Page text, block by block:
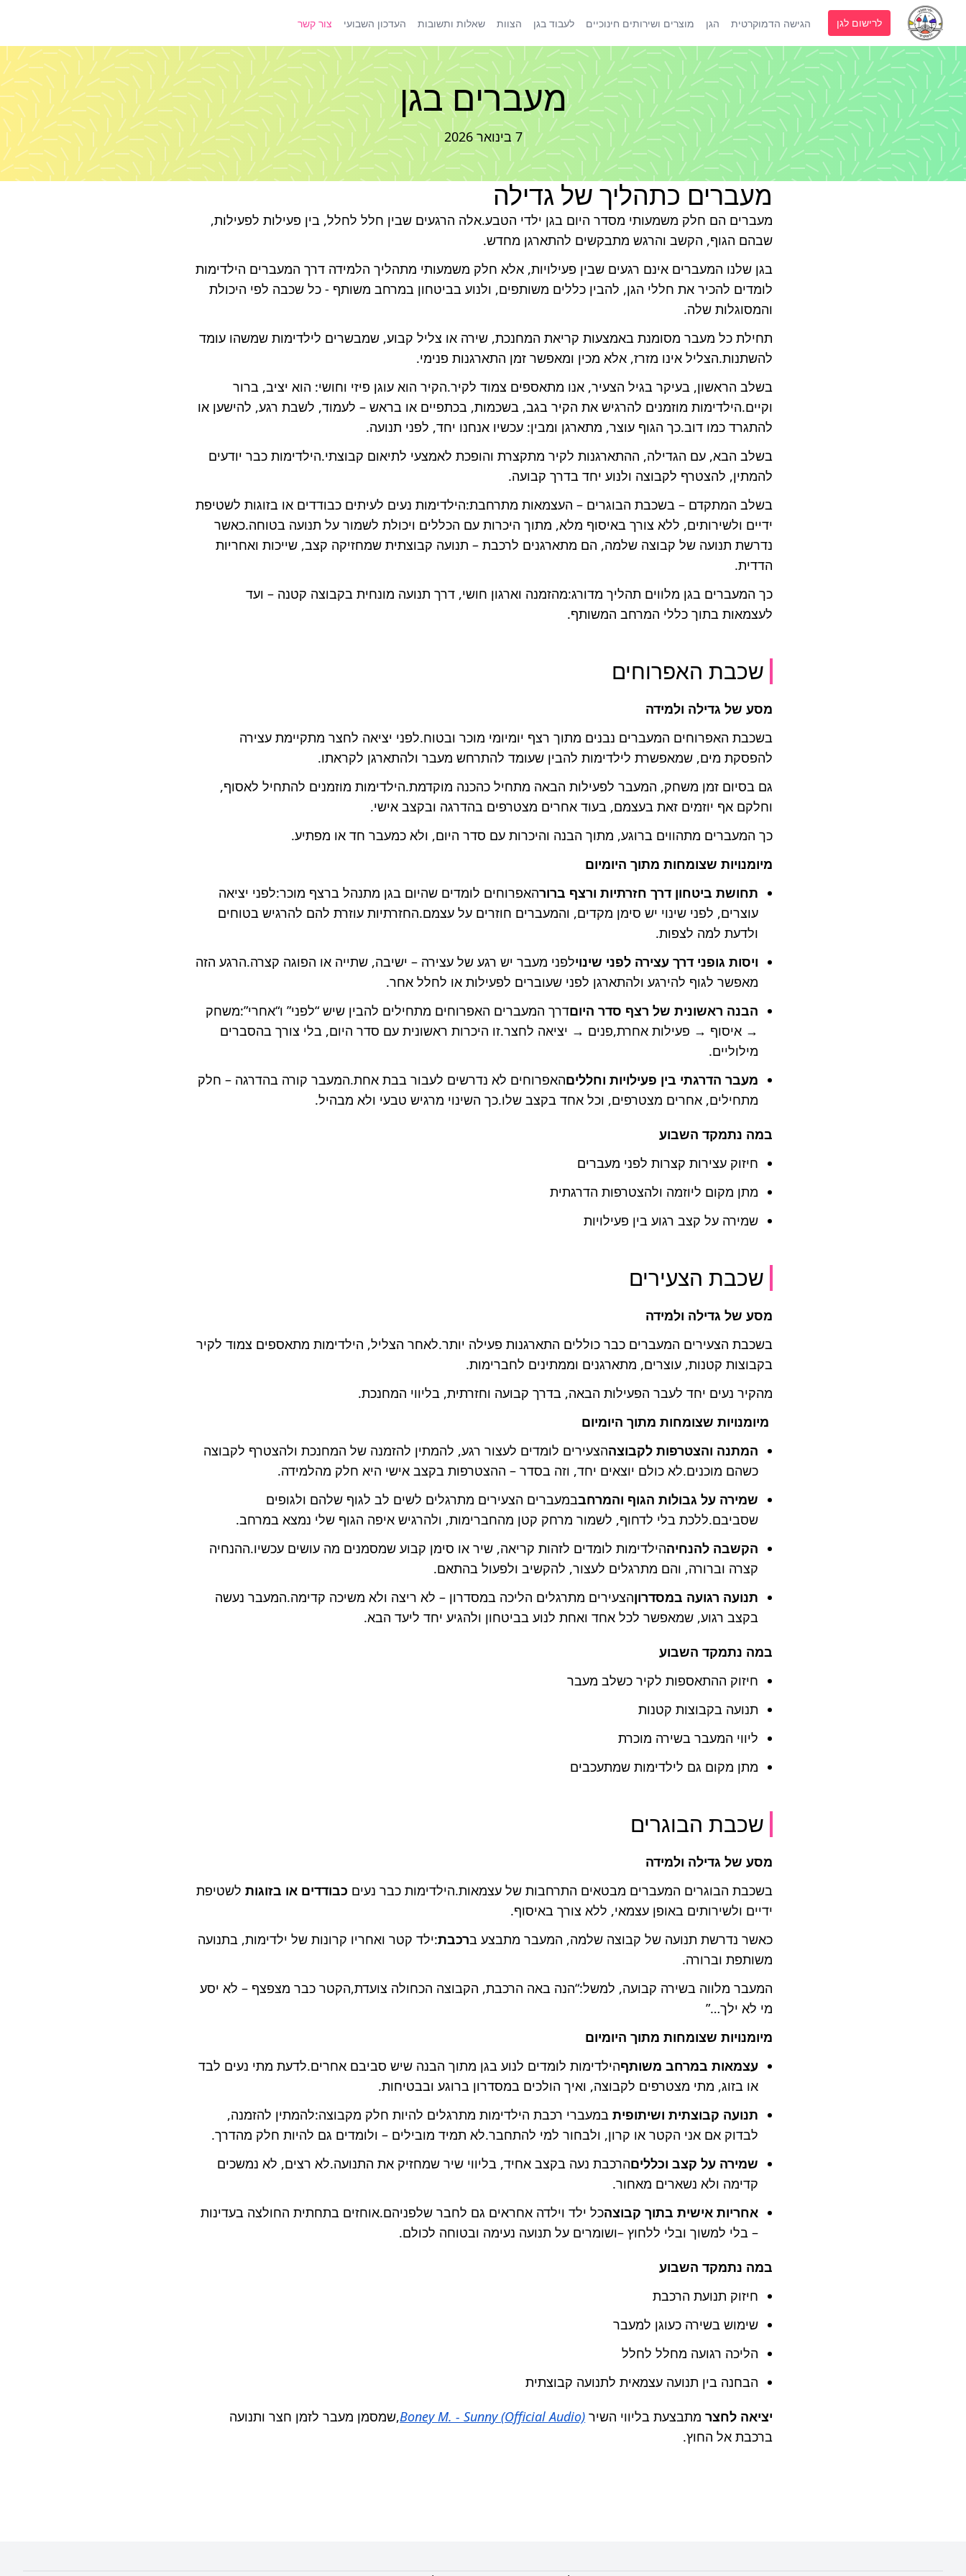
לרישום לגן הגישה הדמוקרטית הגן מוצרים ושירותים חינוכיים לעבוד בגן הצוות שאלות ותשובות העדכון השבועי צור קשר
מעברים בגן
7 בינואר 2026
מעברים כתהליך של גדילה
מעברים הם חלק משמעותי מסדר היום בגן ילדי הטבע.אלה הרגעים שבין חלל לחלל, בין פעילות לפעילות,
שבהם הגוף, הקשב והרגש מתבקשים להתארגן מחדש.
בגן שלנו המעברים אינם רגעים שבין פעילויות, אלא חלק משמעותי מתהליך הלמידה דרך המעברים הילדימות
לומדים להכיר את חללי הגן, להבין כללים משותפים, ולנוע בביטחון במרחב משותף - כל שכבה לפי היכולת
והמסוגלות שלה.
תחילת כל מעבר מסומנת באמצעות קריאת המחנכת, שירה או צליל קבוע, שמבשרים לילדימות שמשהו עומד
להשתנות.הצליל אינו מזרז, אלא מכין ומאפשר זמן התארגנות פנימי.
בשלב הראשון, בעיקר בגיל הצעיר, אנו מתאספים צמוד לקיר.הקיר הוא עוגן פיזי וחושי: הוא יציב, ברור
וקיים.הילדימות מוזמנים להרגיש את הקיר בגב, בשכמות, בכתפיים או בראש – לעמוד, לשבת רגע, להישען או
להתגרד כמו דוב.כך הגוף עוצר, מתארגן ומבין: עכשיו אנחנו יחד, לפני תנועה.
בשלב הבא, עם הגדילה, ההתארגנות לקיר מתקצרת והופכת לאמצעי לתיאום קבוצתי.הילדימות כבר יודעים
להמתין, להצטרף לקבוצה ולנוע יחד בדרך קבועה.
בשלב המתקדם – בשכבת הבוגרים – העצמאות מתרחבת:הילדימות נעים לעיתים כבודדים או בזוגות לשטיפת
ידיים ולשירותים, ללא צורך באיסוף מלא, מתוך היכרות עם הכללים ויכולת לשמור על תנועה בטוחה.כאשר
נדרשת תנועה של קבוצה שלמה, הם מתארגנים לרכבת – תנועה קבוצתית שמחזיקה קצב, שייכות ואחריות
הדדית.
כך המעברים בגן מלווים תהליך מדורג:מהזמנה וארגון חושי, דרך תנועה מונחית בקבוצה קטנה – ועד
לעצמאות בתוך כללי המרחב המשותף.
שכבת האפרוחים
מסע של גדילה ולמידה
בשכבת האפרוחים המעברים נבנים מתוך רצף יומיומי מוכר ובטוח.לפני יציאה לחצר מתקיימת עצירה
להפסקת מים, שמאפשרת לילדימות להבין שעומד להתרחש מעבר ולהתארגן לקראתו.
גם בסיום זמן משחק, המעבר לפעילות הבאה מתחיל כהכנה מוקדמת.הילדימות מוזמנים להתחיל לאסוף,
וחלקם אף יוזמים זאת בעצמם, בעוד אחרים מצטרפים בהדרגה ובקצב אישי.
כך המעברים מתהווים ברוגע, מתוך הבנה והיכרות עם סדר היום, ולא כמעבר חד או מפתיע.
מיומנויות שצומחות מתוך היומיום
תחושת ביטחון דרך חזרתיות ורצף ברורהאפרוחים לומדים שהיום בגן מתנהל ברצף מוכר:לפני יציאה
עוצרים, לפני שינוי יש סימן מקדים, והמעברים חוזרים על עצמם.החזרתיות עוזרת להם להרגיש בטוחים
ולדעת למה לצפות.
ויסות גופני דרך עצירה לפני שינוילפני מעבר יש רגע של עצירה – ישיבה, שתייה או הפוגה קצרה.הרגע הזה
מאפשר לגוף להירגע ולהתארגן לפני שעוברים לפעילות או לחלל אחר.
הבנה ראשונית של רצף סדר היוםדרך המעברים האפרוחים מתחילים להבין שיש “לפני” ו“אחרי”:משחק
→ איסוף → פעילות אחרת,פנים → יציאה לחצר.זו היכרות ראשונית עם סדר היום, בלי צורך בהסברים
מילוליים.
מעבר הדרגתי בין פעילויות וחלליםהאפרוחים לא נדרשים לעבור בבת אחת.המעבר קורה בהדרגה – חלק
מתחילים, אחרים מצטרפים, וכל אחד בקצב שלו.כך השינוי מרגיש טבעי ולא מבהיל.
במה נתמקד השבוע
חיזוק עצירות קצרות לפני מעברים
מתן מקום ליוזמה ולהצטרפות הדרגתית
שמירה על קצב רגוע בין פעילויות
שכבת הצעירים
מסע של גדילה ולמידה
בשכבת הצעירים המעברים כבר כוללים התארגנות פעילה יותר.לאחר הצליל, הילדימות מתאספים צמוד לקיר
בקבוצות קטנות, עוצרים, מתארגנים וממתינים לחברימות.
מהקיר נעים יחד לעבר הפעילות הבאה, בדרך קבועה וחזרתית, בליווי המחנכת.
מיומנויות שצומחות מתוך היומיום
המתנה והצטרפות לקבוצההצעירים לומדים לעצור רגע, להמתין להזמנה של המחנכת ולהצטרף לקבוצה
כשהם מוכנים.לא כולם יוצאים יחד, וזה בסדר – ההצטרפות בקצב אישי היא חלק מהלמידה.
שמירה על גבולות הגוף והמרחבבמעברים הצעירים מתרגלים לשים לב לגוף שלהם ולגופים
שסביבם.ללכת בלי לדחוף, לשמור מרחק קטן מהחברימות, ולהרגיש איפה הגוף שלי נמצא במרחב.
הקשבה להנחיההילדימות לומדים לזהות קריאה, שיר או סימן קבוע שמסמנים מה עושים עכשיו.ההנחיה
קצרה וברורה, והם מתרגלים לעצור, להקשיב ולפעול בהתאם.
תנועה רגועה במסדרוןהצעירים מתרגלים הליכה במסדרון – לא ריצה ולא משיכה קדימה.המעבר נעשה
בקצב רגוע, שמאפשר לכל אחד ואחת לנוע בביטחון ולהגיע יחד ליעד הבא.
במה נתמקד השבוע
חיזוק ההתאספות לקיר כשלב מעבר
תנועה בקבוצות קטנות
ליווי המעבר בשירה מוכרת
מתן מקום גם לילדימות שמתעכבים
שכבת הבוגרים
מסע של גדילה ולמידה
בשכבת הבוגרים המעברים מבטאים התרחבות של עצמאות.הילדימות כבר נעים כבודדים או בזוגותלשטיפת
ידיים ולשירותים באופן עצמאי, ללא צורך באיסוף.
כאשר נדרשת תנועה של קבוצה שלמה, המעבר מתבצע ברכבת:ילד קטר ואחריו קרונות של ילדימות, בתנועה
משותפת וברורה.
המעבר מלווה בשירה קבועה, למשל:“הנה באה הרכבת, הקבוצה הכחולה צועדת,הקטר כבר מצפצף – לא יסע
מי לא ילך…”
מיומנויות שצומחות מתוך היומיום
עצמאות במרחב משותףהילדימות לומדים לנוע בגן מתוך הבנה שיש סביבם אחרים.לדעת מתי נעים לבד
או בזוג, מתי מצטרפים לקבוצה, ואיך הולכים במסדרון ברוגע ובבטיחות.
תנועה קבוצתית ושיתופיתבמעברי רכבת הילדימות מתרגלים להיות חלק מקבוצה:להמתין להזמנה,
לבדוק אם אני הקטר או קרון, ולבחור למי להתחבר.לא תמיד מובילים – ולומדים גם להיות חלק מהדרך.
שמירה על קצב וכלליםהרכבת נעה בקצב אחיד, בליווי שיר שמחזיק את התנועה.לא רצים, לא נמשכים
קדימה ולא נשארים מאחור.
אחריות אישית בתוך קבוצהכל ילד וילדה אחראים גם לחבר שלפניהם.אוחזים בתחתית החולצה בעדינות
– בלי למשוך ובלי ללחוץ –ושומרים על תנועה נעימה ובטוחה לכולם.
במה נתמקד השבוע
חיזוק תנועת הרכבת
שימוש בשירה כעוגן למעבר
הליכה רגועה מחלל לחלל
הבחנה בין תנועה עצמאית לתנועה קבוצתית
יציאה לחצרמתבצעת בליווי השיר Boney M. - Sunny (Official Audio),שמסמן מעבר לזמן חצר ותנועה
ברכבת אל החוץ.